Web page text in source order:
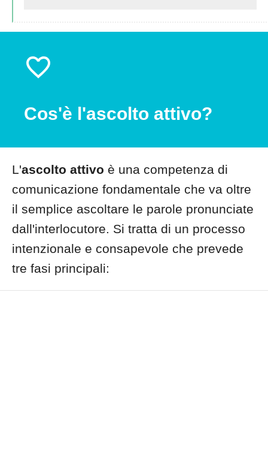
Cos'è l'ascolto attivo?
L'ascolto attivo è una competenza di
comunicazione fondamentale che va oltre
il semplice ascoltare le parole pronunciate
dall'interlocutore. Si tratta di un processo
intenzionale e consapevole che prevede
tre fasi principali: